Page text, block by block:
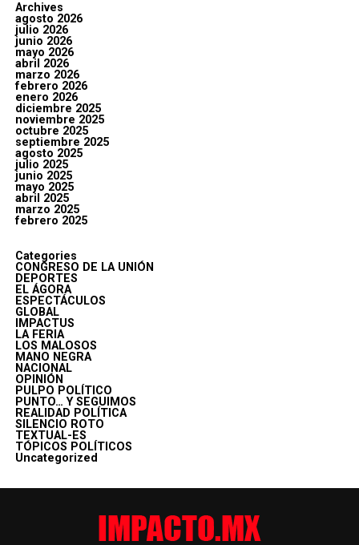
Archives
agosto 2026
julio 2026
junio 2026
mayo 2026
abril 2026
marzo 2026
febrero 2026
enero 2026
diciembre 2025
noviembre 2025
octubre 2025
septiembre 2025
agosto 2025
julio 2025
junio 2025
mayo 2025
abril 2025
marzo 2025
febrero 2025
Categories
CONGRESO DE LA UNIÓN
DEPORTES
EL ÁGORA
ESPECTÁCULOS
GLOBAL
IMPACTUS
LA FERIA
LOS MALOSOS
MANO NEGRA
NACIONAL
OPINIÓN
PULPO POLÍTICO
PUNTO… Y SEGUIMOS
REALIDAD POLÍTICA
SILENCIO ROTO
TEXTUAL-ES
TÓPICOS POLÍTICOS
Uncategorized